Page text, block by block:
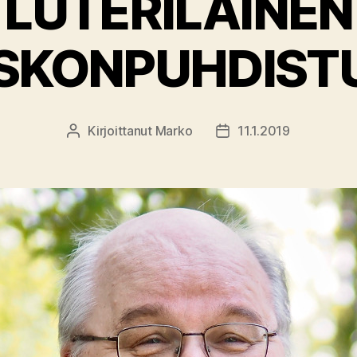
Kirjoittaja
Kirjoittanut Marko Julkaisupäivämäärä
11.1.2019